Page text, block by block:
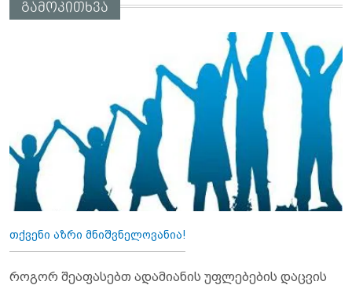
გამოკითხვა
თქვენი აზრი მნიშვნელოვანია!
როგორ შეაფასებთ ადამიანის უფლებების დაცვის